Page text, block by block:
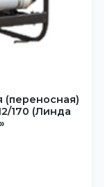
(переносная)
170 (Линда